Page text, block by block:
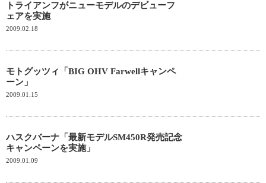
トライアンフがニューモデルのデビューフ
ェアを実施
2009.02.18
モトグッツィ「BIG OHV Farwellキャンペ
ーン」
2009.01.15
ハスクバーナ「最新モデルSM450R発売記念
キャンペーンを実施」
2009.01.09